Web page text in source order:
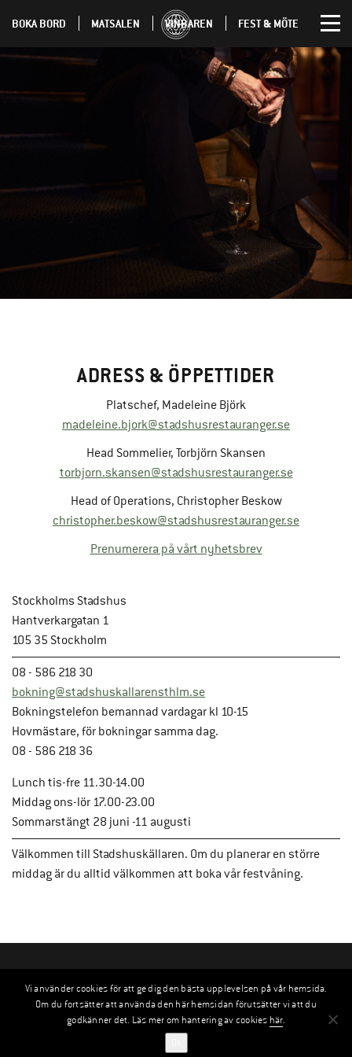
BOKA BORD MATSALEN VINBAREN FEST & MÖTE
ADRESS & ÖPPETTIDER
Platschef, Madeleine Björk
madeleine.bjork@stadshusrestauranger.se
Head Sommelier, Torbjörn Skansen
torbjorn.skansen@stadshusrestauranger.se
Head of Operations, Christopher Beskow
christopher.beskow@stadshusrestauranger.se
Prenumerera på vårt nyhetsbrev
Stockholms Stadshus
Hantverkargatan 1
105 35 Stockholm
08 - 586 218 30
bokning@stadshuskallarensthlm.se
Bokningstelefon bemannad vardagar kl 10-15
Hovmästare, för bokningar samma dag.
08 - 586 218 36
Lunch tis-fre 11.30-14.00
Middag ons-lör 17.00-23.00
Sommarstängt 28 juni -11 augusti
Välkommen till Stadshuskällaren. Om du planerar en större
middag är du alltid välkommen att boka vår festvåning.
Vi använder cookies för att ge dig den bästa upplevelsen på vår hemsida.
Om du fortsätter att använda den här hemsidan förutsätter vi att du
godkänner det. Läs mer om hantering av cookies här.